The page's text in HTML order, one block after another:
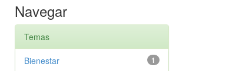
Navegar
Temas
1
Bienestar